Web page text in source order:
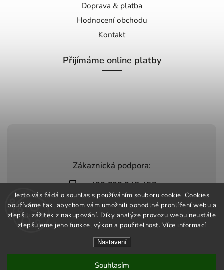
Jezto vás žádá o souhlas s používáním souboru cookie. Cookies
používáme tak, abychom vám umožnili pohodlné prohlížení webu a
zlepšili zážitek z nakupování. Díky analýze provozu webu neustále
zlepšujeme jeho funkce, výkon a použitelnost. Více informací
Nastavení
Souhlasím
Zákaznická podpora:
+420 603 248 457
info@jeztomarket.cz
Doprava & platba
Hodnocení obchodu
Kontakt
Přijímáme online platby
Shoptet | Design